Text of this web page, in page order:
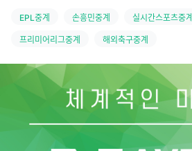
EPL중계 손흥민중계 실시간스포츠중계
프리미어리그중계 해외축구중계